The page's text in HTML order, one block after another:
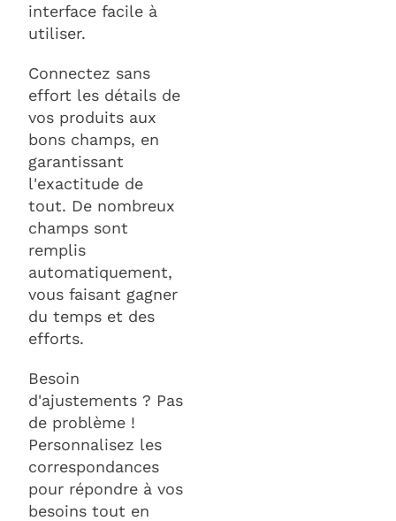
interface facile à
utiliser.
Connectez sans
effort les détails de
vos produits aux
bons champs, en
garantissant
l'exactitude de
tout. De nombreux
champs sont
remplis
automatiquement,
vous faisant gagner
du temps et des
efforts.
Besoin
d'ajustements ? Pas
de problème !
Personnalisez les
correspondances
pour répondre à vos
besoins tout en